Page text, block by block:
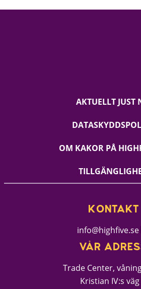
AKTUELLT JUST
OM KAKOR PÅ
KONTAKT
info@highfive.se
VÅR
Trade Center,
Kristian IV:s väg